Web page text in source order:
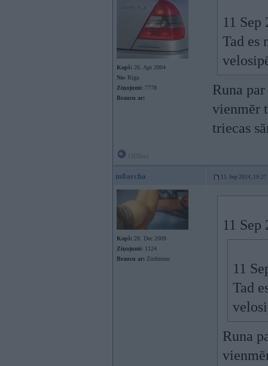
Kopš: 26. Apr 2004
No: Rīga
Ziņojumi: 7778
Braucu ar:
11
Tad es
Runa
vienmēr
triecas
m8archa 11. Sep 2024, 19:27
Kopš: 28. Dec 2009
Ziņojumi: 1124
Braucu ar: Zirdzinnu
11
11
Tad
Runa